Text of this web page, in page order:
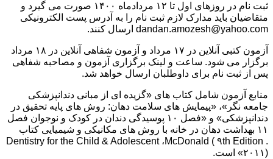
ثبت نام در روزهای اول تا ۱۲ مردادماه ۱۴۰۰ صورت می گیرد و
متقاضیان باید مدارک لازم ثبت نام را به آدرس پست الکترونیکی
dandan.amozesh@yahoo.com ارسال کنند.
آزمون کتبی آنلاین در ۱۷ مرداد و آزمون شفاهی آنلاین در ۱۸ مرداد
برگزار می شود. ساعت و لینک برگزاری آزمون و مصاحبه شفاهی
پس از ثبت نام برای داوطلبان ارسال خواهد شد.
منابع آزمون شامل کتاب های «گزیده ای از مبانی دندانپزشکی
جامعه نگر»، «پیمایش های سلامت دهان: روش های پایه تحقیق در
دندانپزشکی» و «فصل ۱۰ پوسیدگی دندان در کودک و نوجوان فصل
۱۱ بهداشت دهان در خانه با روش های مکانیکی و شیمیایی کتاب
Dentistry for the Child & Adolescent ،McDonald ( ۹th Edition .
۲۰۱۱)» است.